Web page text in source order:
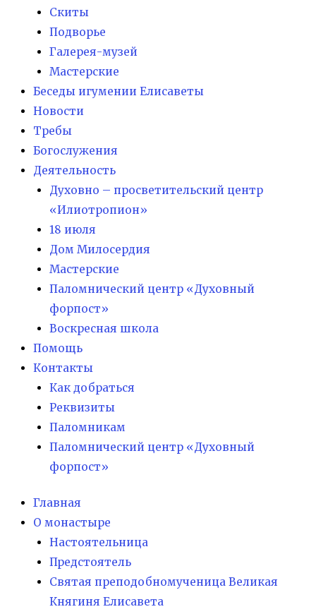
Скиты
Подворье
Галерея-музей
Мастерские
Беседы игумении Елисаветы
Новости
Требы
Богослужения
Деятельность
Духовно – просветительский центр
«Илиотропион»
18 июля
Дом Милосердия
Мастерские
Паломнический центр «Духовный
форпост»
Воскресная школа
Помощь
Контакты
Как добраться
Реквизиты
Паломникам
Паломнический центр «Духовный
форпост»
Главная
О монастыре
Настоятельница
Предстоятель
Святая преподобномученица Великая
Княгиня Елисавета